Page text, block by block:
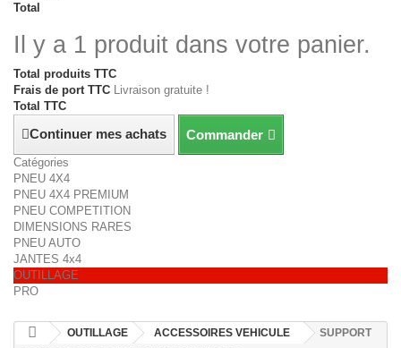
Total
Il y a 1 produit dans votre panier.
Total produits TTC
Frais de port TTC Livraison gratuite !
Total TTC
Continuer mes achats Commander
Catégories
PNEU 4X4
PNEU 4X4 PREMIUM
PNEU COMPETITION
DIMENSIONS RARES
PNEU AUTO
JANTES 4x4
OUTILLAGE
PRO
OUTILLAGE ACCESSOIRES VEHICULE
SUPPORT